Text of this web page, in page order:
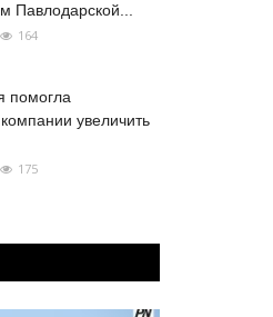
Павлодарской...
164
помогла
увеличить
175